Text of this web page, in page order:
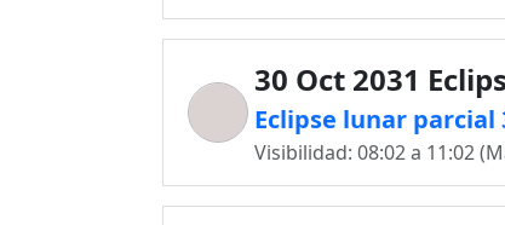
30 Oct 2031
Eclipse lunar parcial
Visibilidad: 08:02 a 11:02